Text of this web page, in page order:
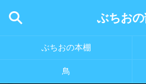
ぶちお
ぶちおの本棚
鳥